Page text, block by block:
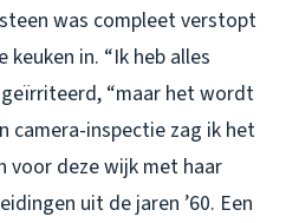
was compleet verstopt
in. “Ik heb alles
“maar het wordt
camera-inspectie zag ik het
voor deze wijk met haar
uit de jaren ’60. Een